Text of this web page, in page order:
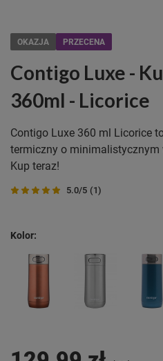
OKAZJA PRZECENA
Contigo Luxe -
360ml - Licorice
Contigo Luxe 360 ml Licorice
termiczny o minimalistycznym
Kup teraz!
5.0/5 (1)
Kolor